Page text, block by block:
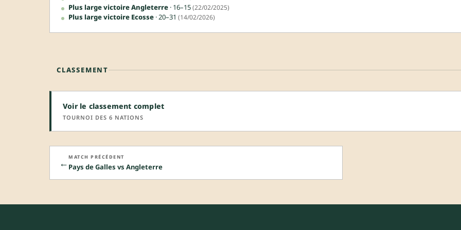
Plus large victoire Angleterre · 16–15(22/02/2025)
Plus large victoire Ecosse · 20–31 (14/02/2026)
CLASSEMENT
Voir le classement complet
TOURNOI DES 6 NATIONS
← MATCH PRÉCÉDENT
Pays de Galles vs Angleterre